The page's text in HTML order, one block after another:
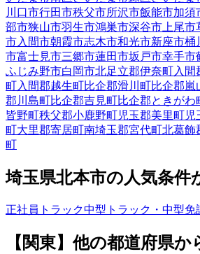
川口市行田市秩父市所沢市飯能市加須
部市狭山市羽生市鴻巣市深谷市 上尾市
市入間市朝霞市志木市和光市新座市桶
市富士見市三郷市蓮田市坂戸市幸手市
ふじみ野市白岡市北足立郡伊奈町入間
町入間郡越生町比企郡滑川町比企郡嵐
郡川島町比企郡吉見町比企郡ときがわ
皆野町秩父郡小鹿野町児玉郡美里町児
町大里郡寄居町南埼玉郡宮代町北葛飾
町
埼玉県北本市の人気条件
正社員 トラック中型トラック・中型免
【 関東】他の都道府県か